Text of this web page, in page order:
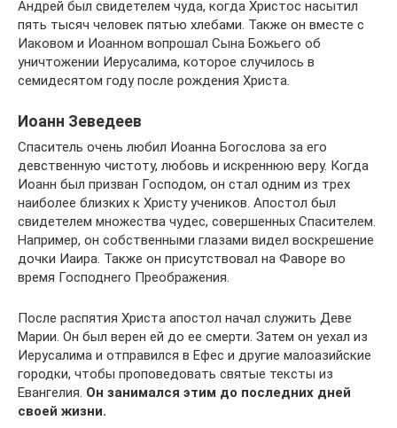
Андрей был свидетелем чуда, когда Христос насытил
пять тысяч человек пятью хлебами. Также он вместе с
Иаковом и Иоанном вопрошал Сына Божьего об
уничтожении Иерусалима, которое случилось в
семидесятом году после рождения Христа.
Иоанн Зеведеев
Спаситель очень любил Иоанна Богослова за его
девственную чистоту, любовь и искреннюю веру. Когда
Иоанн был призван Господом, он стал одним из трех
наиболее близких к Христу учеников. Апостол был
свидетелем множества чудес, совершенных Спасителем.
Например, он собственными глазами видел воскрешение
дочки Иаира. Также он присутствовал на Фаворе во
время Господнего Преображения.
После распятия Христа апостол начал служить Деве
Марии. Он был верен ей до ее смерти. Затем он уехал из
Иерусалима и отправился в Ефес и другие малоазийские
городки, чтобы проповедовать святые тексты из
Евангелия. Он занимался этим до последних дней
своей жизни.